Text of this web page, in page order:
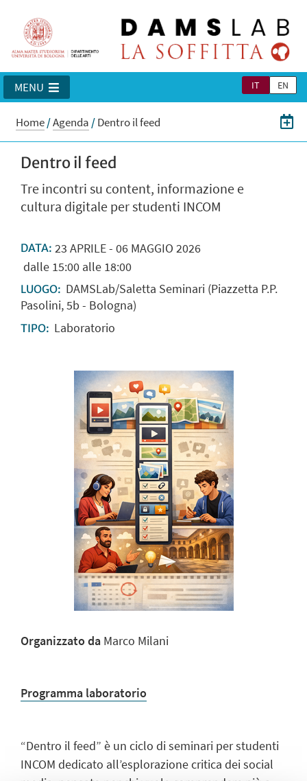
IT EN
MENU
Home/Agenda /Dentro il feed
Dentro il feed
Tre incontri su content, informazione e
cultura digitale per studenti INCOM
DATA: 23 APRILE- 06 MAGGIO2026
dalle 15:00 alle 18:00
LUOGO: DAMSLab/Saletta Seminari (Piazzetta P.P.
Pasolini, 5b - Bologna)
TIPO: Laboratorio
Organizzato da Marco Milani
Programma laboratorio
“Dentro il feed” è un ciclo di seminari per studenti
INCOM dedicato all’esplorazione critica dei social